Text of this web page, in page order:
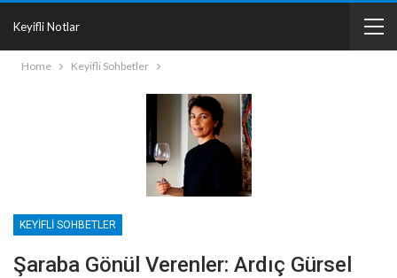
Keyifli Notlar
Home Keyifli Sohbetler
KEYIFLI SOHBETLER
Şaraba Gönül Verenler: Ardıç Gürsel